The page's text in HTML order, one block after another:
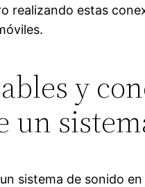
realizando estas
y
un
sistema de sonido